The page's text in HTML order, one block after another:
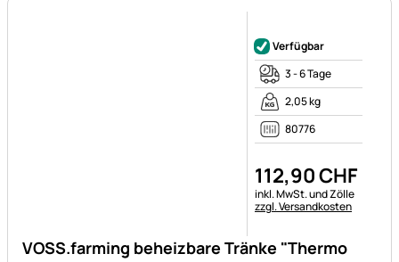
VOSS.farming beheizbare Tränke "Thermo
"Thermo P25-24V plus" Tränkebecken mit Heizkabel
3 - 6 Tage
2,05 kg
80776
Steuerhinweis:
inkl. MwSt. und Zölle
zzgl. Versandkosten